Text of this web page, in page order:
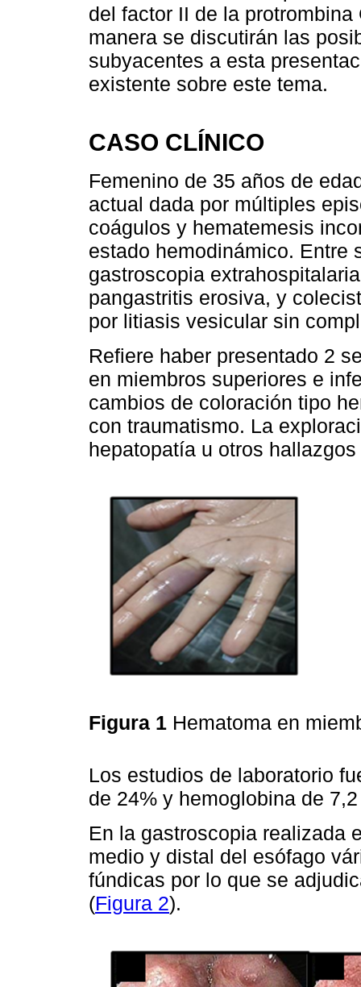
del factor II de la
manera se discutirán las
subyacentes a esta
existente sobre este tema.
CASO CLÍNICO
Femenino de 35 años de
actual dada por múltiples
coágulos y hematemesis
estado hemodinámico. Entre
gastroscopia
pangastritis erosiva, y
por litiasis vesicular sin
Refiere haber presentado 2
en miembros superiores e
cambios de coloración tipo
con traumatismo. La
hepatopatía u otros
Figura 1 Hematoma en
Los estudios de laboratorio
de 24% y hemoglobina de
En la gastroscopia realizada
medio y distal del esófago
fúndicas por lo que se
(Figura 2).